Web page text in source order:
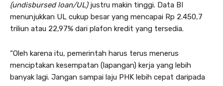
(undisbursed loan/UL)justru makin tinggi. Data BI
menunjukkan UL cukup besar yang mencapai Rp 2.450,7
triliun atau 22,97% dari plafon kredit yang tersedia.
“Oleh karena itu, pemerintah harus terus menerus
menciptakan kesempatan (lapangan) kerja yang lebih
banyak lagi. Jangan sampai laju PHK lebih cepat daripada